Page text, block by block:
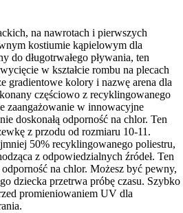
na nawrotach i pierwszych
kostiumie kąpielowym dla
do długotrwałego pływania, ten
w kształcie rombu na plecach
gradientowe kolory i nazwę arena dla
częściowo z recyklingowanego
zaangażowanie w innowacyjne
doskonałą odporność na chlor. Ten
z przodu od rozmiaru 10-11.
50% recyklingowanego poliestru,
z odpowiedzialnych źródeł. Ten
na chlor. Możesz być pewny,
dziecka przetrwa próbę czasu. Szybko
promieniowaniem UV dla